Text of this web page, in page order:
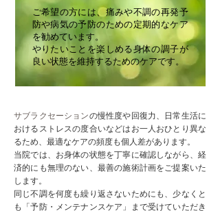
ご希望の方には、 痛みや不調の再発予
防や病気の予防のための定期的なケア
を勧めています。
やりたいことを楽しめる身体の調子が
良い状態を維持するためのケアです。
サブラクセーションの慢性度や回復力、日常生活に
おけるストレスの度合いなどはお一人おひとり異な
るため、最適なケアの頻度も個人差があります。
当院では、お身体の状態を丁寧に確認しながら、経
済的にも無理のない、最善の施術計画をご提案いた
します。
同じ不調を何度も繰り返さないためにも、少なくと
も「予防・メンテナンスケア」まで受けていただき